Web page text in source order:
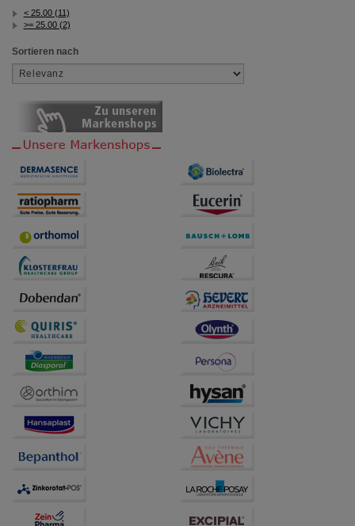
< 25.00 (11)
>= 25.00 (2)
Sortieren nach